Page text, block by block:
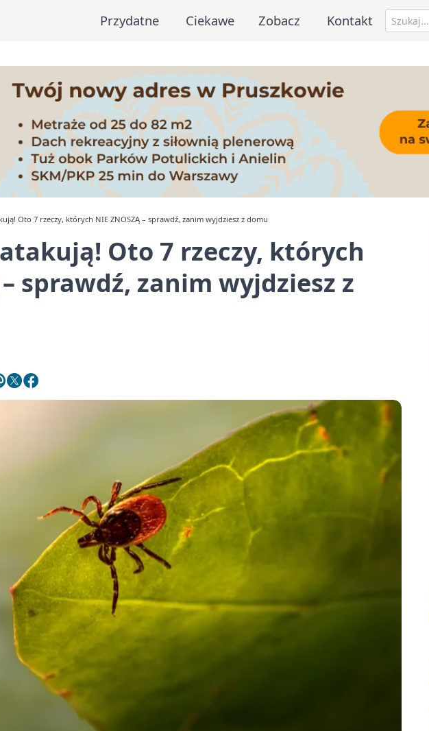
Przydatne Ciekawe Zobacz Kontakt
Oto 7 rzeczy, których NIE ZNOSZĄ – sprawdź, zanim wyjdziesz z domu
Oto 7 rzeczy, których
– sprawdź, zanim wyjdziesz z